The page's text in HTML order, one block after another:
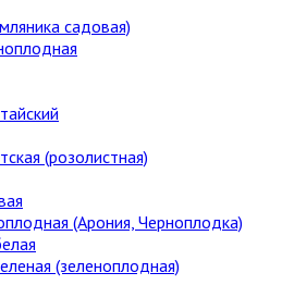
садовая)
(розолистная)
(Арония, Черноплодка)
(зеленоплодная)